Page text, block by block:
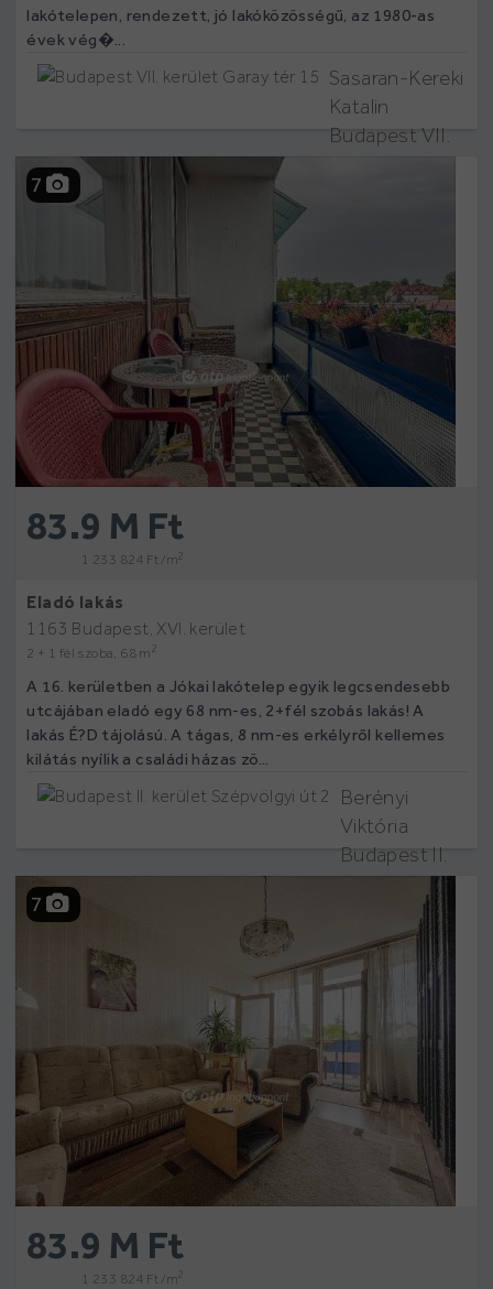
lakótelepen, rendezett, jó lakóközösségű, az 1980-as
évek vég�...
Sasaran-Kereki
Katalin
Budapest VII.
7
83.9 M Ft
1 233 824 Ft /m2
Eladó lakás
1163 Budapest, XVI. kerület
2 + 1 fél szoba, 68 m 2
A 16. kerületben a Jókai lakótelep egyik legcsendesebb
utcájában eladó egy 68 nm-es, 2+fél szobás lakás! A
lakás É?D tájolású. A tágas, 8 nm-es erkélyről kellemes
kilátás nyílik a családi házas zö...
Berényi
Viktória
Budapest II.
kerület
Szépvölgyi út
7
83.9 M Ft
1 233 824 Ft /m2